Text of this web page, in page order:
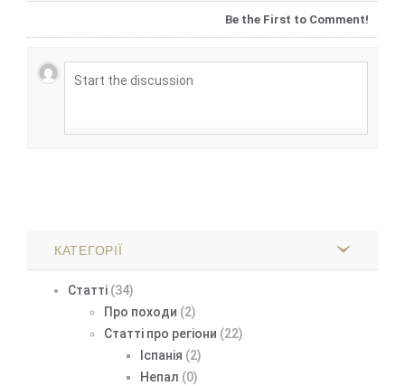
Be the First to Comment!
КАТЕГОРІЇ
Статті (34)
Про походи (2)
Статті про регіони (22)
Іспанія (2)
Непал (0)